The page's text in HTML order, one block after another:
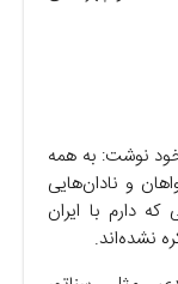
نوشت: به همه
و نادان‌هایی
دارم با ایران
نشده‌اند.